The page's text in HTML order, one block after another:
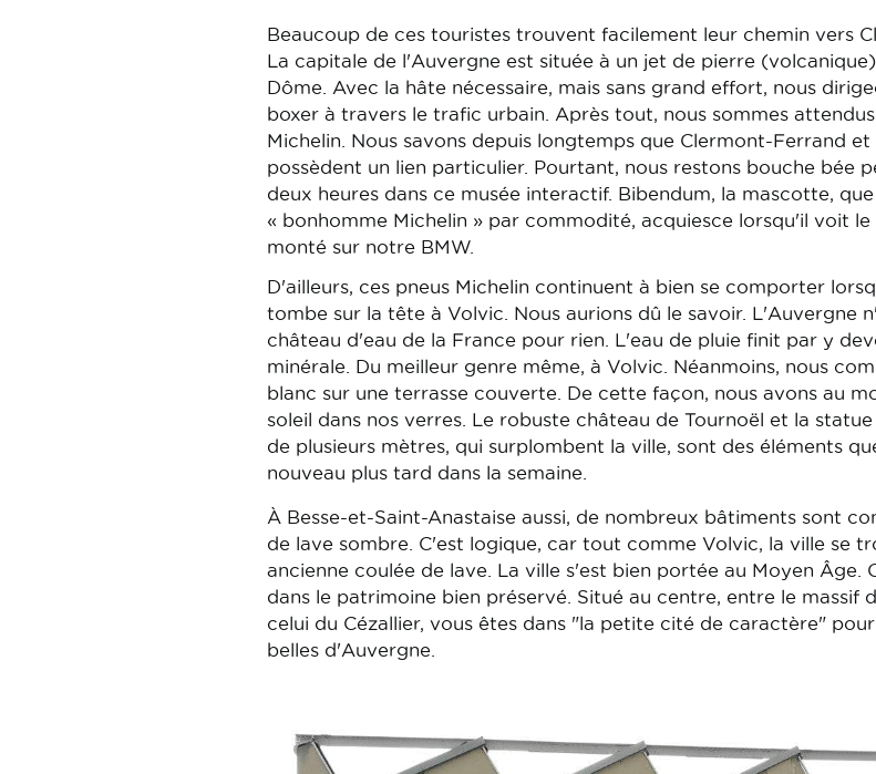
Beaucoup de ces touristes trouvent facilement leur chemin vers
La capitale de l'Auvergne est située à un jet de pierre
Dôme. Avec la hâte nécessaire, mais sans grand effort, nous
boxer à travers le trafic urbain. Après tout, nous sommes
Michelin. Nous savons depuis longtemps que Clermont-Ferrand et
possèdent un lien particulier. Pourtant, nous restons bouche bée
deux heures dans ce musée interactif. Bibendum, la mascotte,
« bonhomme Michelin » par commodité, acquiesce lorsqu'il voit le
monté sur notre BMW.
D'ailleurs, ces pneus Michelin continuent à bien se comporter
tombe sur la tête à Volvic. Nous aurions dû le savoir. L'Auvergne
château d'eau de la France pour rien. L'eau de pluie finit par y
minérale. Du meilleur genre même, à Volvic. Néanmoins, nous
blanc sur une terrasse couverte. De cette façon, nous avons au
soleil dans nos verres. Le robuste château de Tournoël et la
de plusieurs mètres, qui surplombent la ville, sont des éléments
nouveau plus tard dans la semaine.
À Besse-et-Saint-Anastaise aussi, de nombreux bâtiments sont
de lave sombre. C'est logique, car tout comme Volvic, la ville se
ancienne coulée de lave. La ville s'est bien portée au Moyen Âge.
dans le patrimoine bien préservé. Situé au centre, entre le massif
celui du Cézallier, vous êtes dans "la petite cité de caractère"
belles d'Auvergne.
Image